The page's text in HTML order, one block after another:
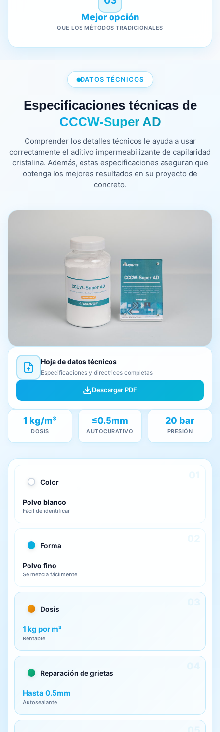
Mejor opción
QUE LOS MÉTODOS TRADICIONALES
DATOS TÉCNICOS
Especificaciones técnicas de
CCCW-Super AD
Comprender los detalles técnicos le ayuda a usar
correctamente el aditivo impermeabilizante de capilaridad
cristalina. Además, estas especificaciones aseguran que
obtenga los mejores resultados en su proyecto de
concreto.
Hoja de datos técnicos
Especificaciones y directrices completas
Descargar PDF
1 kg/m³
DOSIS
≤0.5mm
AUTOCURATIVO
20 bar
PRESIÓN
Color
Polvo blanco
Fácil de identificar
Forma
Polvo fino
Se mezcla fácilmente
Dosis
1 kg por m³
Rentable
Reparación de grietas
Hasta 0.5mm
Autosealante